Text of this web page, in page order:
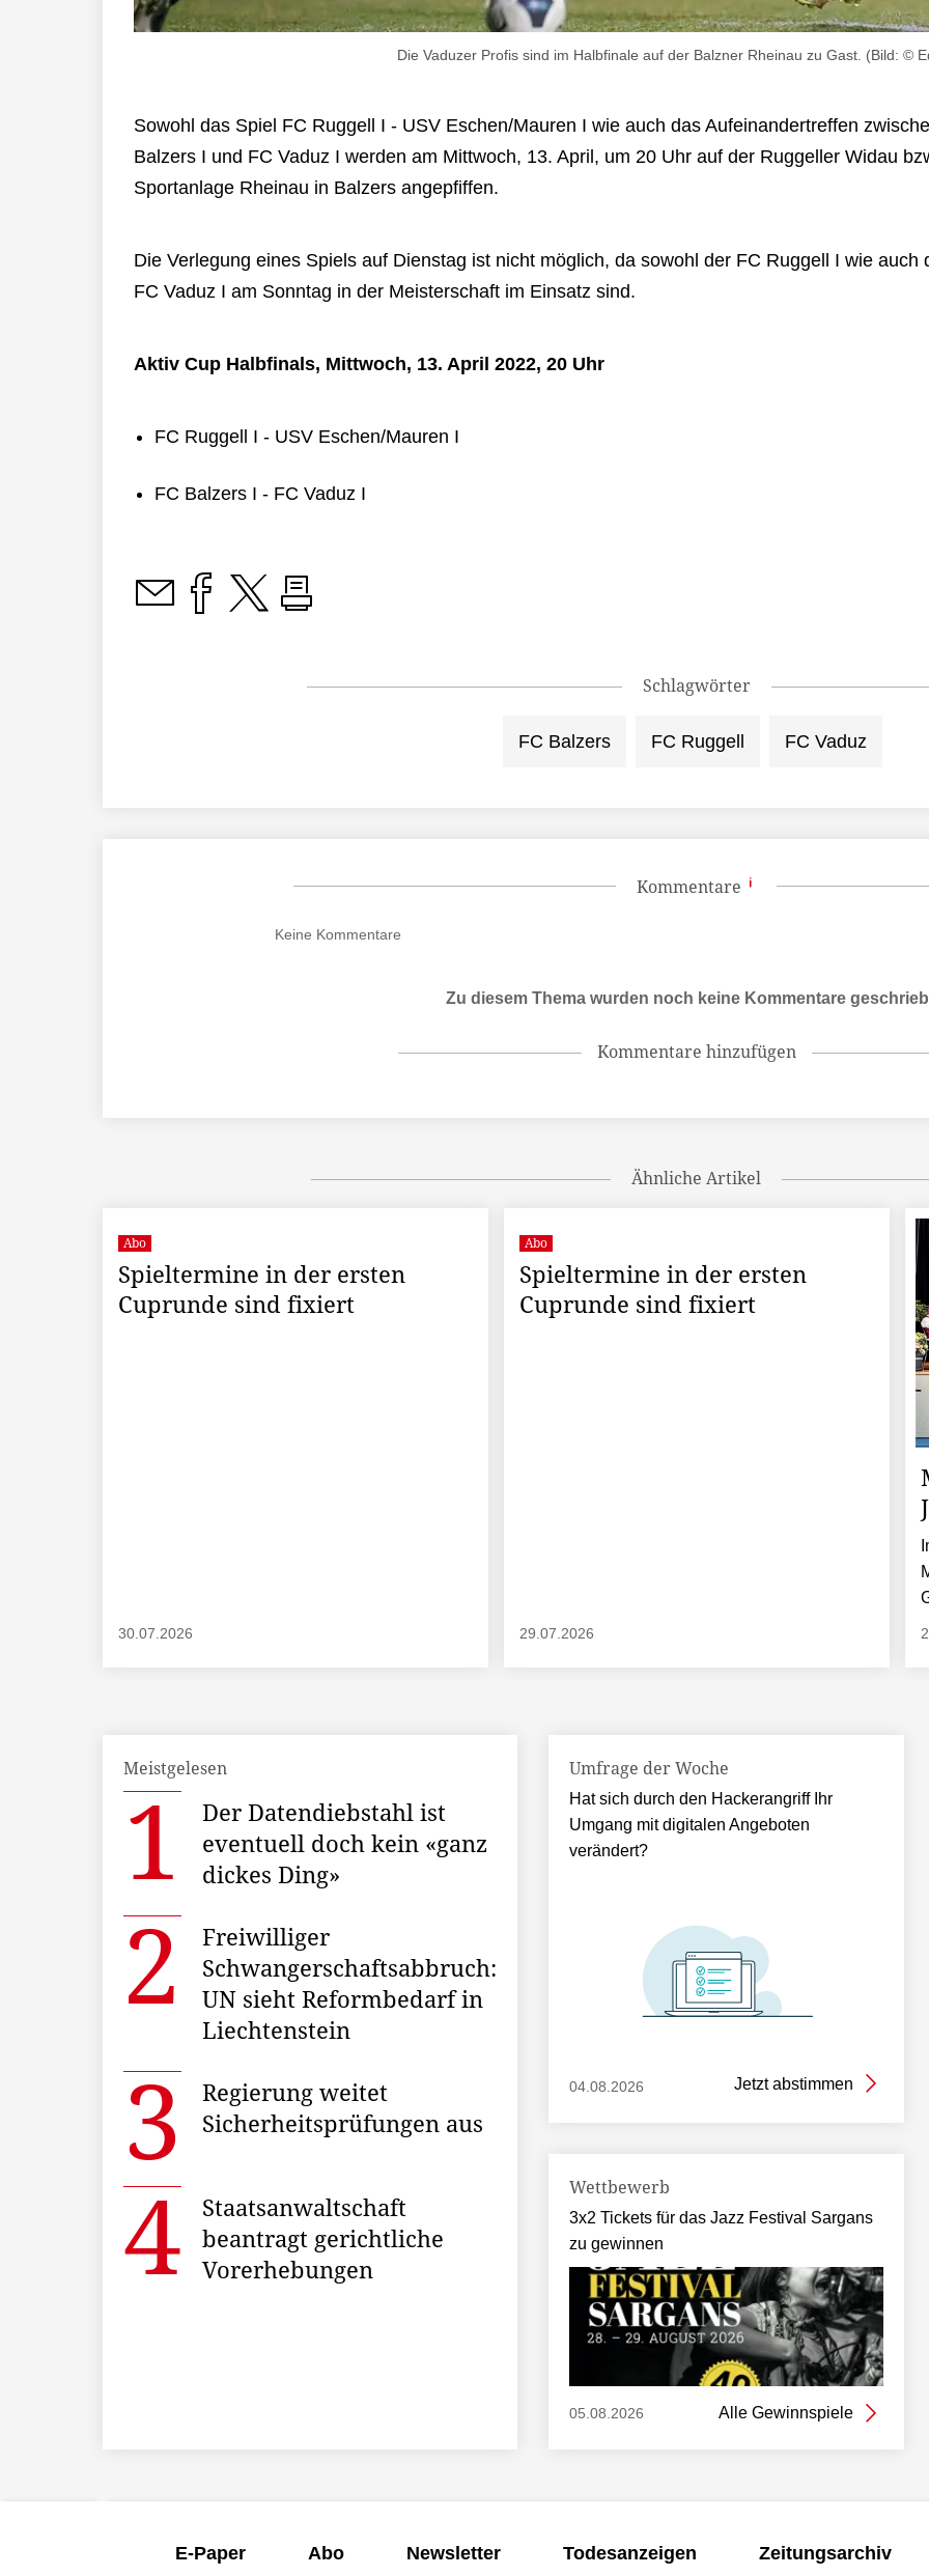
Die Vaduzer Profis sind im Halbfinale auf der Balzner Rheinau zu Gast. (Bild: ©
Sowohl das Spiel FC Ruggell I - USV Eschen/Mauren I wie auch das Aufeinandertreffen
Balzers I und FC Vaduz I werden am Mittwoch, 13. April, um 20 Uhr auf der Ruggeller Widau
Sportanlage Rheinau in Balzers angepfiffen.
Die Verlegung eines Spiels auf Dienstag ist nicht möglich, da sowohl der FC Ruggell I wie auch
FC Vaduz I am Sonntag in der Meisterschaft im Einsatz sind.
Aktiv Cup Halbfinals, Mittwoch, 13. April 2022, 20 Uhr
FC Ruggell I - USV Eschen/Mauren I
FC Balzers I - FC Vaduz I
Schlagwörter
FC Balzers FC Ruggell FC Vaduz
Kommentare
Keine Kommentare
Zu diesem Thema wurden noch keine Kommentare
Kommentare hinzufügen
Ähnliche Artikel
Abo
Spieltermine in der ersten
Cuprunde sind fixiert
30.07.2026
Abo
Spieltermine in der ersten
Cuprunde sind fixiert
29.07.2026
Meistgelesen
Der Datendiebstahl ist
eventuell doch kein «ganz
dickes Ding»
Freiwilliger
Schwangerschaftsabbruch:
UN sieht Reformbedarf in
Liechtenstein
Regierung weitet
Sicherheitsprüfungen aus
Staatsanwaltschaft
beantragt gerichtliche
Vorerhebungen
Wettbewerb
3x2 Tickets für das Jazz Festival Sargans
zu gewinnen
05.08.2026 Alle Gewinnspiele
Umfrage der Woche
Hat sich durch den Hackerangriff Ihr
Umgang mit digitalen Angeboten
verändert?
04.08.2026 Jetzt abstimmen
E-Paper Abo Newsletter Todesanzeigen Zeitungsarchiv